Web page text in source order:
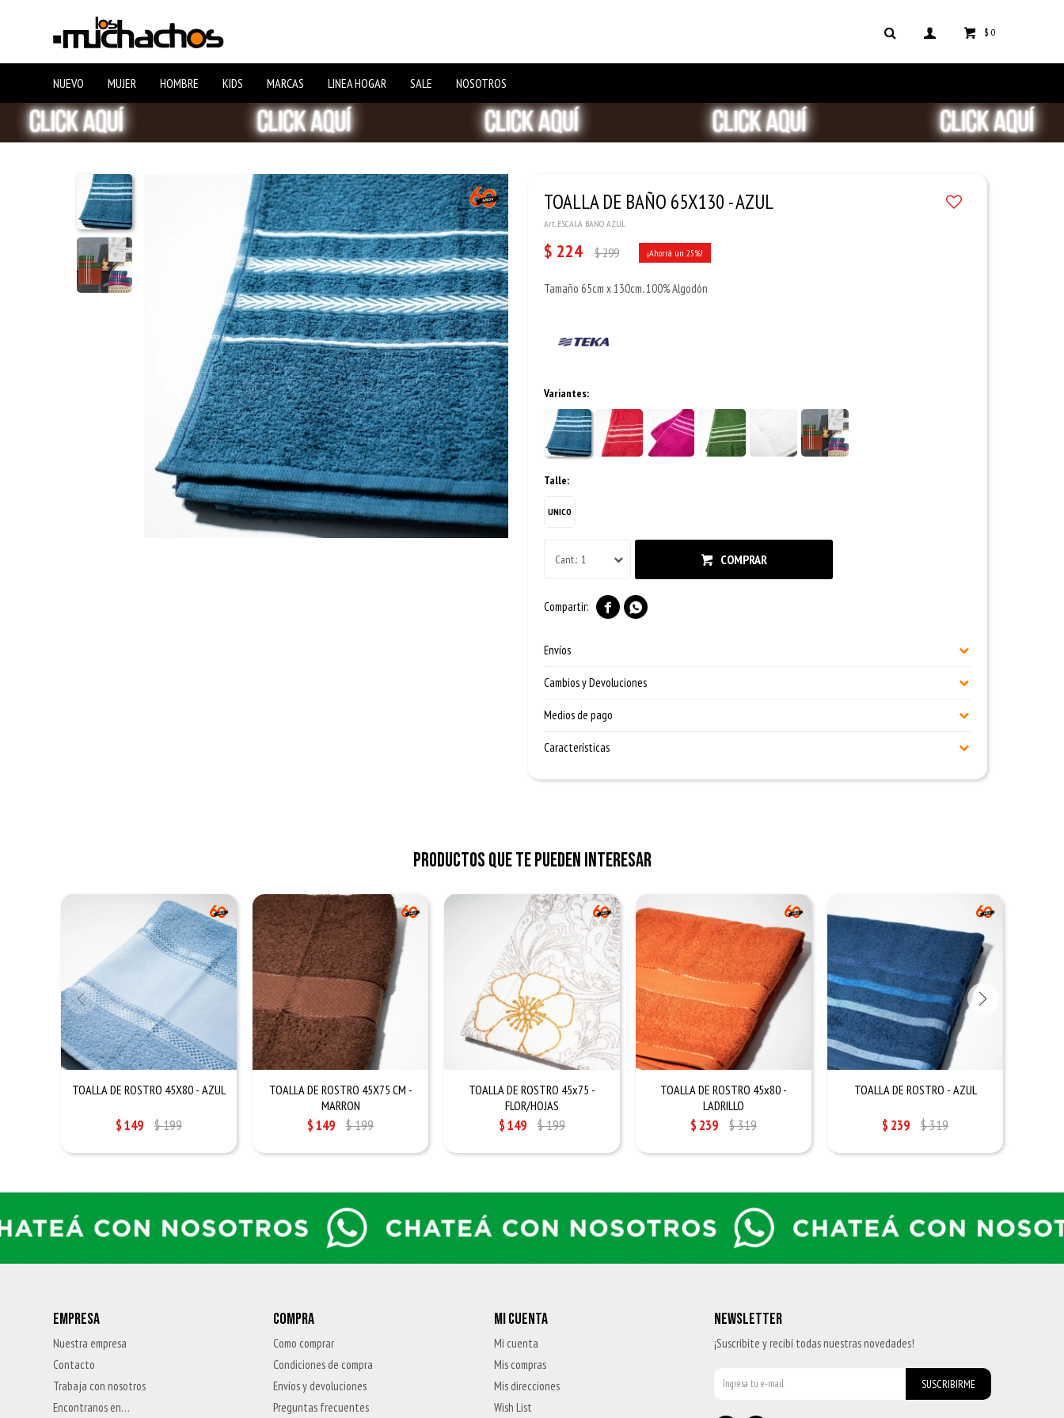
NUEVO MUJER HOMBRE KIDS MARCAS LINEA HOGAR SALE NOSOTROS
$ 0
TOALLA DE BAÑO 65X130 - AZUL
ESCALA BANO AZUL
$ 224 $299 25
Tamaño 65cm x 130cm. 100% Algodón
Variantes:
Talle:
UNICO
1 COMPRAR
 
Envíos
Cambios y Devoluciones
Medios de pago
Características
Productos que te pueden interesar
TOALLA DE ROSTRO 45X80 - AZUL
$149 $199
TOALLA DE ROSTRO 45X75 CM -
MARRON
$149 $199
TOALLA DE ROSTRO 45x75 -
FLOR/HOJAS
$149 $199
TOALLA DE ROSTRO 45x80 -
LADRILLO
$ 239 $319
TOALLA DE ROSTRO - AZUL
$ 239 $319
EMPRESA
Nuestra empresa
Contacto
Trabaja con nosotros
Encontranos en…
COMPRA
Como comprar
Condiciones de compra
Envíos y devoluciones
Preguntas frecuentes
MI CUENTA
Mi cuenta
Mis compras
Mis direcciones
Wish List
NEWSLETTER
¡Suscribite y recibí todas nuestras novedades!
SUSCRIBIRME